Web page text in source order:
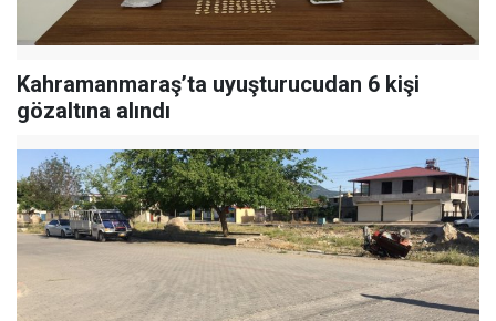
Kahramanmaraş’ta uyuşturucudan 6 kişi
gözaltına alındı